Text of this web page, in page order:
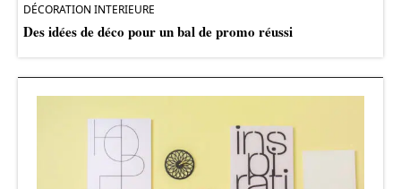
DÉCORATION INTERIEURE
Des idées de déco pour un bal de promo réussi